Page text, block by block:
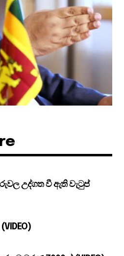
උද්ගත වී ඇති වැටුප්